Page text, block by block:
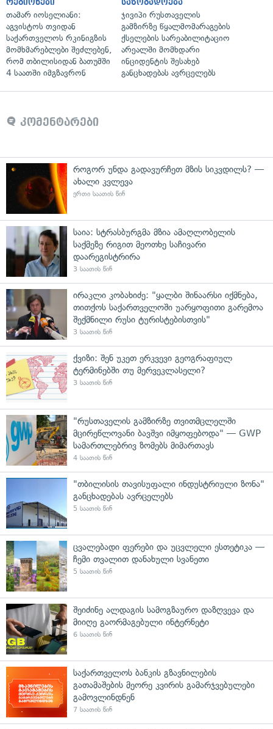
რეგიონები
თამარ იოსელიანი:
აგვისტოს თვიდან
საქართველოს რკინიგზის
მომხმარებლები შეძლებენ,
რომ თბილისიდან ბათუმში
4 საათში იმგზავრონ
საზოგადოება
ჯივიპი რუსთაველის
გამზირზე წყალმომარაგების
ქსელების სარეაბილიტაციო
არეალში მომხდარი
ინციდენტის შესახებ
განცხადებას ავრცელებს
კომენტარები
როგორ უნდა გადავურჩეთ მზის სიკვდილს? —
ახალი კვლევა
ერთი საათის წინ
საია: სტრასბურგმა მზია ამაღლობელის
საქმეზე რიგით მეოთხე საჩივარი
დაარეგისტრირა
3 საათის წინ
ირაკლი კობახიძე: "ყალბი შინაარსი იქმნება,
თითქოს საქართველოში უარყოფითი გარემოა
შექმნილი რუსი ტურისტებისთვის"
3 საათის წინ
ქვიზი: შენ უკეთ ერკვევი გეოგრაფიულ
ტერმინებში თუ მერვეკლასელი?
3 საათის წინ
"რუსთაველის გამზირზე თვითმცლელში
მცირეწლოვანი ბავშვი იმყოფებოდა" — GWP
სამართლებრივ ზომებს მიმართავს
4 საათის წინ
"თბილისის თავისუფალი ინდუსტრიული ზონა"
განცხადებას ავრცელებს
5 საათის წინ
ცვალებადი ფერები და უცვლელი ესთეტიკა —
ჩემი თვალით დანახული სვანეთი
5 საათის წინ
შეიძინე ალდაგის სამოგზაურო დაზღვევა და
მიიღე გაორმაგებული ინტერნეტი
6 საათის წინ
საქართველოს ბანკის გზავნილების
გათამაშების მეორე კვირის გამარჯვებულები
გამოვლინდნენ
7 საათის წინ